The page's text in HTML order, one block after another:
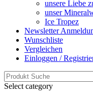
unsere Liebe
unser
Ice Tropez
Newsletter
Wunschliste
Vergleichen
Einloggen /
Select category